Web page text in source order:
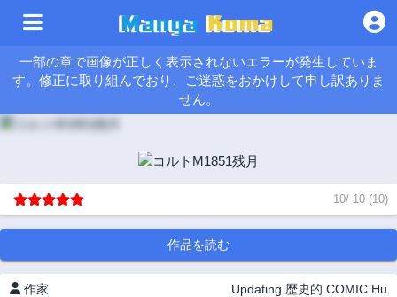
一部の章で画像が正しく表示されないエラーが発生していま
す。修正に取り組んでおり、ご迷惑をおかけして申し訳ありま
せん。
10/ 10 (10)
作品を読む
作家 Updating 歴史的 COMIC Hu